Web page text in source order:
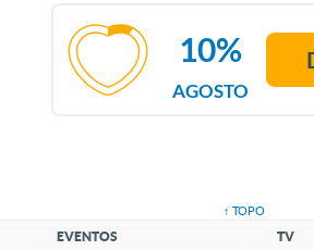
AGOSTO
10%
↑ TOPO
EVENTOS TV